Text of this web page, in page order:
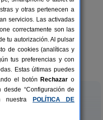
4+1 pers.
desde26 €
y otras pertenecen a
servicios. Las activadas
correctamente son las
tu autorización. Al pulsar
de cookies (analíticas y
tus preferencias y con
Estas últimas puedes
el botón Rechazar o
desde “Configuración de
nuestra
POLÍTICA DE